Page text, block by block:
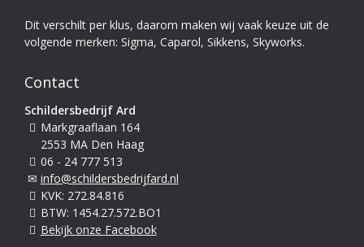
Dit verschilt per klus, daarom maken wij vaak keuze uit de
volgende merken: Sigma, Caparol, Sikkens, Skyworks.
Contact
Schildersbedrijf Ard
Markgraaflaan 164
2553 MA Den Haag
06 - 24 777 513
info@schildersbedrijfard.nl
KVK: 272.84.816
BTW: 1454.27.572.BO1
Bekijk onze Facebook